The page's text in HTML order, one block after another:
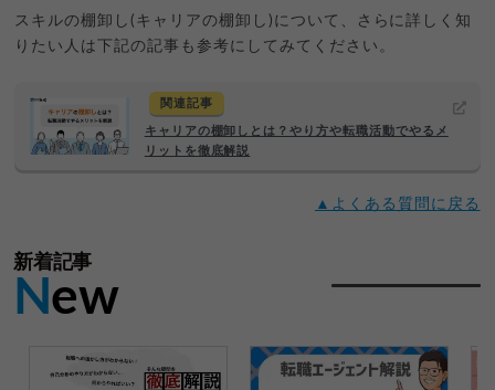
スキルの棚卸し(キャリアの棚卸し)について、さらに詳しく知
りたい人は下記の記事も参考にしてみてください。
関連記事
キャリアの棚卸しとは？やり方や転職活動でやるメ
リットを徹底解説
▲よくある質問に戻る
新着記事
New